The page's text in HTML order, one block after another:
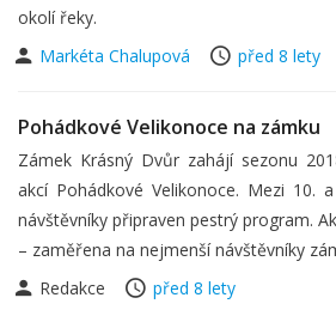
okolí řeky.
Markéta Chalupová
před 8 lety
Pohádkové Velikonoce na zámku
Zámek Krásný Dvůr zahájí sezonu
akcí Pohádkové Velikonoce. Mezi 10.
návštěvníky připraven pestrý program.
– zaměřena na nejmenší návštěvníky
Redakce
před 8 lety